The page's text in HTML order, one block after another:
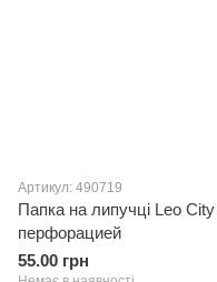
Артикул: 490719
Папка на липучцi Leo
перфорацией
55.00 грн